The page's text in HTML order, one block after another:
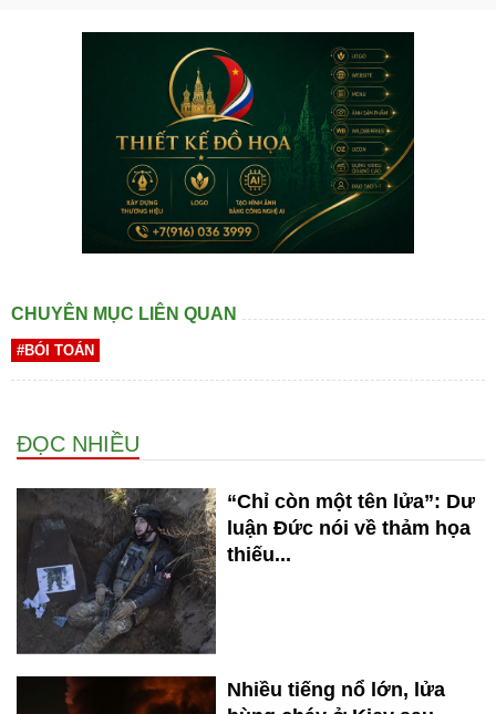
CHUYÊN MỤC LIÊN QUAN
#BÓI TOÁN
ĐỌC NHIỀU
“Chỉ còn một tên lửa”: Dư
luận Đức nói về thảm họa
thiếu...
Nhiều tiếng nổ lớn, lửa